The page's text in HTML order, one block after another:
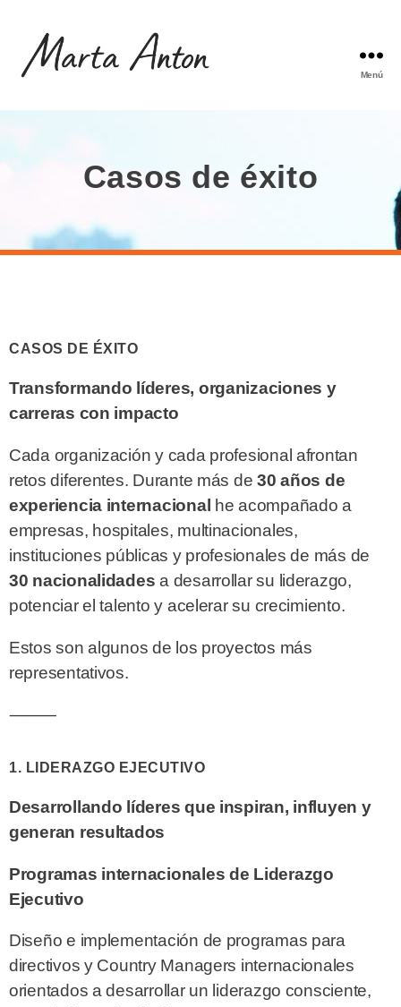
Menú
Casos de éxito
CASOS DE ÉXITO
Transformando líderes, organizaciones y
carreras con impacto
Cada organización y cada profesional afrontan
retos diferentes. Durante más de30 años de
experiencia internacional he acompañado a
empresas, hospitales, multinacionales,
instituciones públicas y profesionales de más de
30 nacionalidades a desarrollar su liderazgo,
potenciar el talento y acelerar su crecimiento.
Estos son algunos de los proyectos más
representativos.
⸻
1. LIDERAZGO EJECUTIVO
Desarrollando líderes que inspiran, influyen y
generan resultados
Programas internacionales de Liderazgo
Ejecutivo
Diseño e implementación de programas para
directivos y Country Managers internacionales
orientados a desarrollar un liderazgo consciente,